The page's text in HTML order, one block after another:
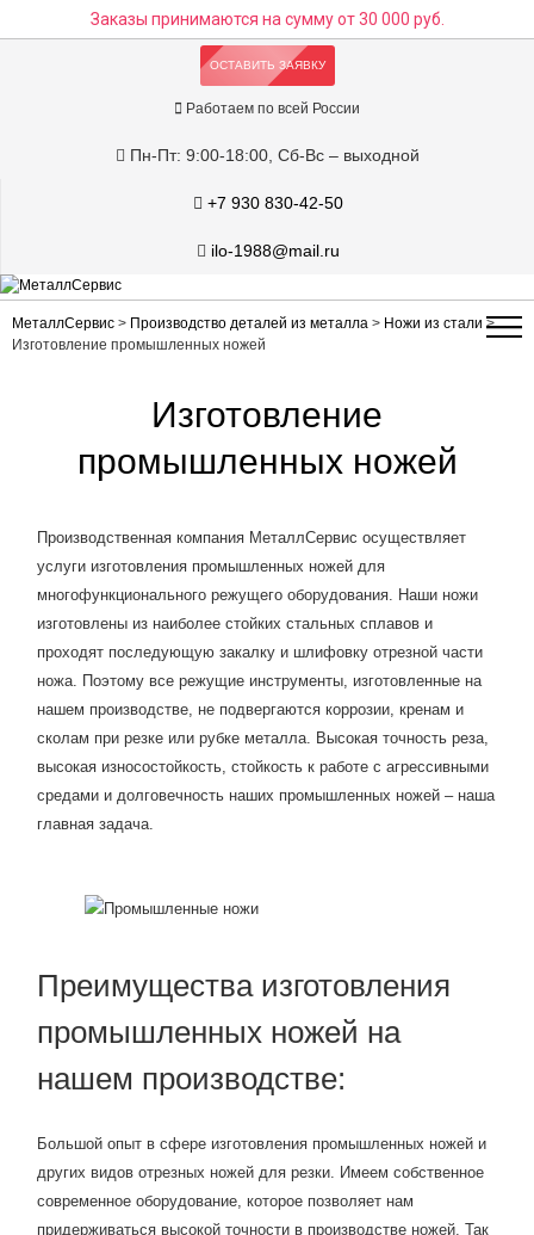
Заказы принимаются на суммуот 30 000 руб.
ОСТАВИТЬ ЗАЯВКУ
Работаем по всей России
Пн-Пт: 9:00-18:00, Сб-Вс – выходной
+7 930 830-42-50
ilo-1988@mail.ru
МеталлСервис > Производство деталей из металла > Ножи из стали >
Изготовление промышленных ножей
Изготовление
промышленных ножей
Производственная компания МеталлСервис осуществляет
услуги изготовления промышленных ножей для
многофункционального режущего оборудования. Наши ножи
изготовлены из наиболее стойких стальных сплавов и
проходят последующую закалку и шлифовку отрезной части
ножа. Поэтому все режущие инструменты, изготовленные на
нашем производстве, не подвергаются коррозии, кренам и
сколам при резке или рубке металла. Высокая точность реза,
высокая износостойкость, стойкость к работе с агрессивными
средами и долговечность наших промышленных ножей – наша
главная задача.
Преимущества изготовления
промышленных ножей на
нашем производстве:
Большой опыт в сфере изготовления промышленных ножей и
других видов отрезных ножей для резки. Имеем собственное
современное оборудование, которое позволяет нам
придерживаться высокой точности в производстве ножей. Так